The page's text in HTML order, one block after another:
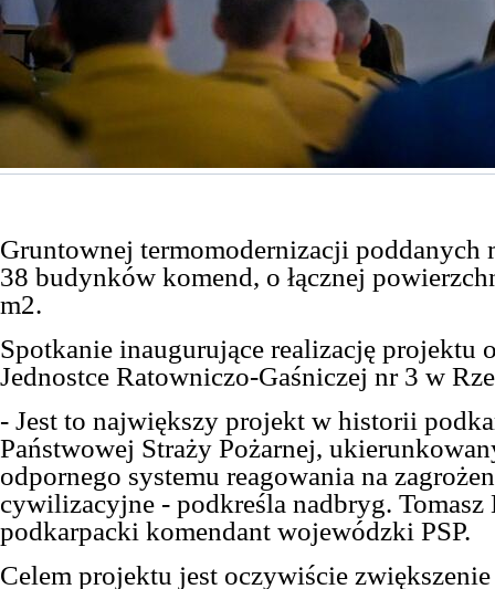
Gruntownej termomodernizacji poddanych
38 budynków komend, o łącznej
m2.
Spotkanie inaugurujące realizację projektu
Jednostce Ratowniczo-Gaśniczej nr 3 w
- Jest to największy projekt w historii
Państwowej Straży Pożarnej,
odpornego systemu reagowania na
cywilizacyjne - podkreśla nadbryg. Tomasz
podkarpacki komendant wojewódzki PSP.
Celem projektu jest oczywiście